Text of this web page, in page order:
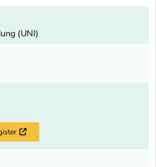
(UNI)
Externer Link